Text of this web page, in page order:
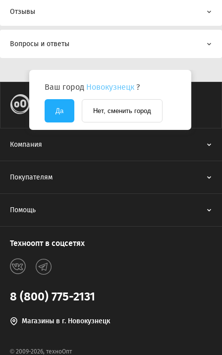
Отзывы
Вопросы и ответы
Ваш город Новокузнецк ?
Да Нет, сменить город
Компания
Покупателям
Помощь
Техноопт в соцсетях
8 (800) 775-2131
Магазины в г. Новокузнецк
© 2009-2026, техноОпт